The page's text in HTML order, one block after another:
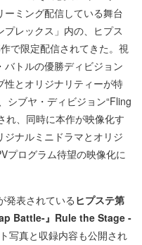
ミング配信している舞台
レックス」内の、ヒプス
で限定配信されてきた。視
トルの優勝ディビジョン
とオリジナリティーが特
シブヤ・ディビジョン“Fling
れ、同時に本作が映像化す
ナルミニドラマとオリジ
プログラム待望の映像化に
発表されている ヒプステ第
Battle-』Rule the Stage -
写真と収録内容も公開され